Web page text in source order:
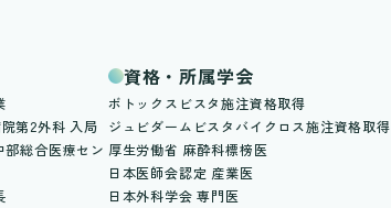
第2外科 入局
総合医療セン
資格・所属学会
ボトックスビスタ施注資格取得
ジュビダームビスタバイクロス施注資格取得
厚生労働省 麻酔科標榜医
日本医師会認定 産業医
日本外科学会 専門医